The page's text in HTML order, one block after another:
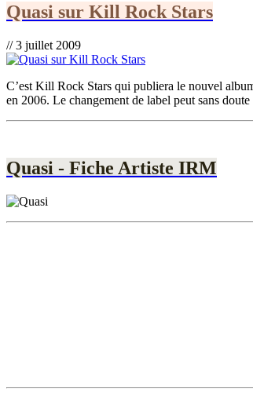
Quasi sur Kill Rock Stars
// 3 juillet 2009
C’est Kill Rock Stars qui publiera le nouvel
en 2006. Le changement de label peut sans
Quasi - Fiche Artiste IRM